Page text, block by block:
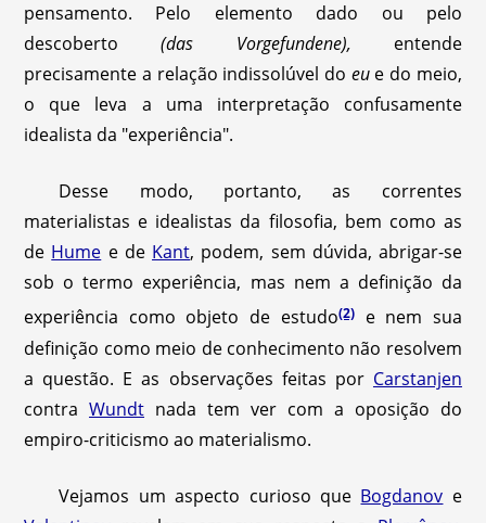
pensamento. Pelo elemento dado ou pelo
descoberto(das Vorgefundene), entende
precisamente a relação indissolúvel do eue do meio,
o que leva a uma interpretação confusamente
idealista da "experiência".
Desse modo, portanto, as correntes
materialistas e idealistas da filosofia, bem como as
de Hume e de Kant, podem, sem dúvida, abrigar-se
sob o termo experiência, mas nem a definição da
experiência como objeto de estudo(2)e nem sua
definição como meio de conhecimento não resolvem
a questão. E as observações feitas por Carstanjen
contraWundt nada tem ver com a oposição do
empiro-criticismo ao materialismo.
Vejamos um aspecto curioso que Bogdanov e